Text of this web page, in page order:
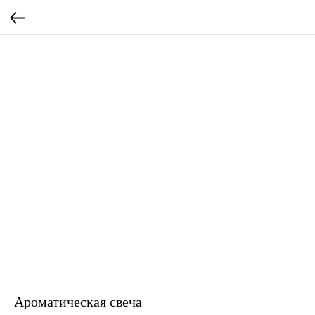
Ароматическая свеча